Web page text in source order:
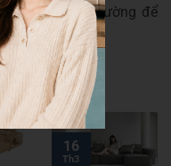
thất Phú Cường để
16
Th3